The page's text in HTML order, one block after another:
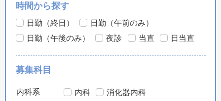
時間から探す
日勤（終日）
日勤（午前のみ）
日勤（午後のみ）
夜診 当直 日当直
募集科目
内科系 内科
消化器内科